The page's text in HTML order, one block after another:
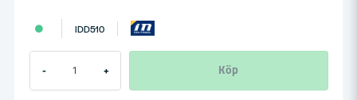
IDD510
- + Köp